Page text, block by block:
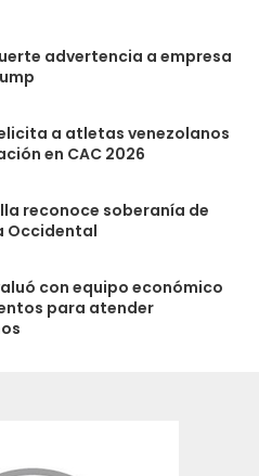
advertencia a empresa
a atletas venezolanos
en CAC 2026
reconoce soberanía de
Occidental
con equipo económico
para atender